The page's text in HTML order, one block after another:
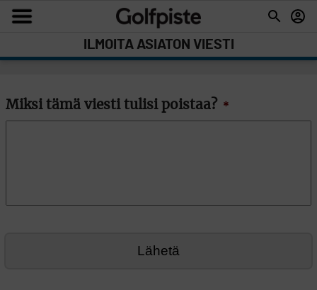
ILMOITA ASIATON VIESTI
Miksi tämä viesti tulisi poistaa? *